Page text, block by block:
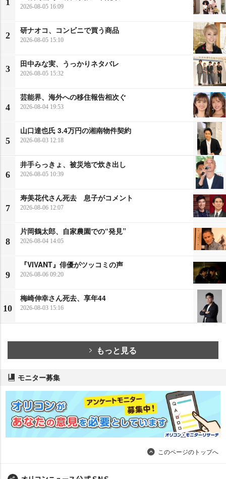
2026-08-05 16:09
2
研ナオコ、コンビニで買う商品
2026-08-05 15:10
3
田中みな実、うっかりネタバレ
2026-08-05 15:32
4
芸能界、海外への移住報告相次ぐ
2026-08-04 19:53
5
山口達也氏 3.4万円の湘南物件契約
2026-08-03 12:18
6
井手らっきょ、被災地で炊き出し
2026-08-05 10:39
7
寿美花代さん死去 息子がコメント
2026-08-06 12:07
8
片岡鶴太郎、自家農園での“発見”
2026-08-04 14:05
9
『VIVANT』俳優がツッコミの声
2026-08-06 09:20
10
梅崎伸幸さん死去、享年44
2026-08-03 15:16
もっと見る
モニター募集
このページのトップへ